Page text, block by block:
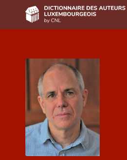
Auteur(e)s A-Z
Recherche avancée
Foire aux questions
CNL
Équipe scientifique